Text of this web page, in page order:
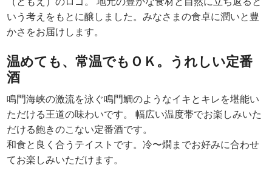
いう考えをもとに醸しました。みなさまの食卓に潤いと豊
かさをお届けします。
温めても、常温でもＯＫ。うれしい定番
酒
鳴門海峡の激流を泳ぐ鳴門鯛のようなイキとキレを堪能い
ただける王道の味わいです。 幅広い温度帯でお楽しみいた
だける飽きのこない定番酒です。
和食と良く合うテイストです。冷〜燗までお好みに合わせ
てお楽しみいただけます。